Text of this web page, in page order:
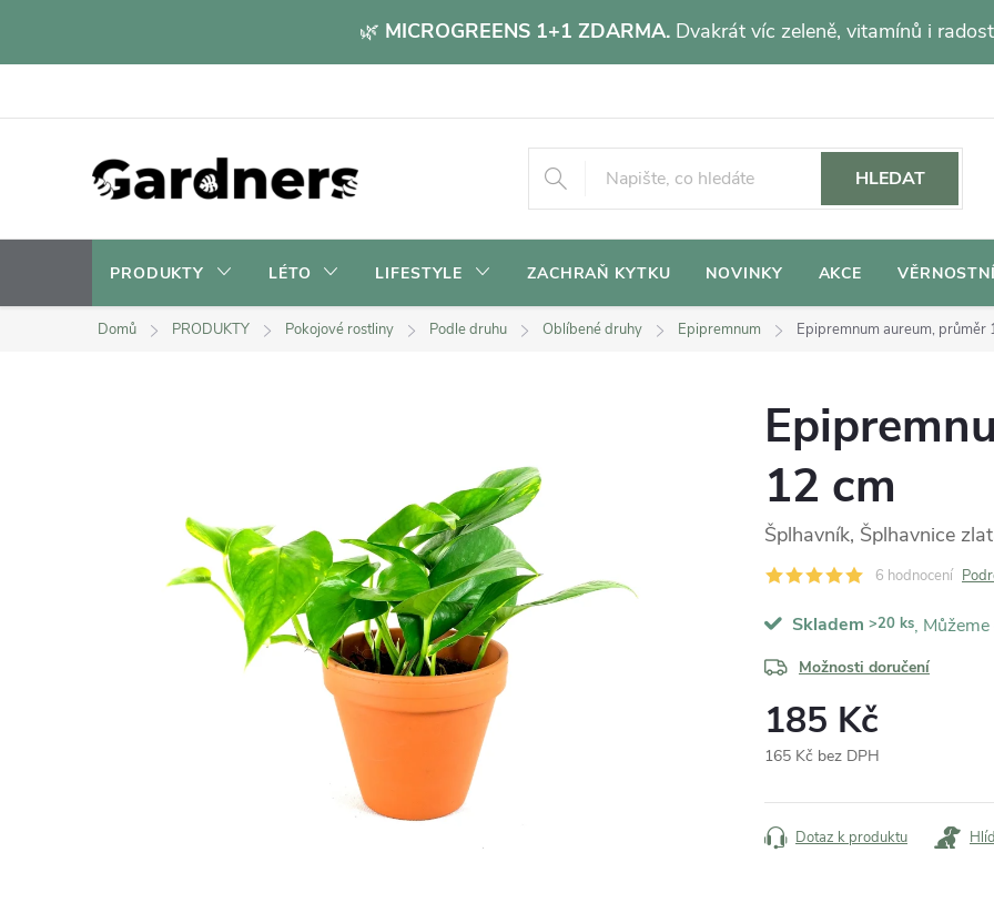
🌿 MICROGREENS 1+1 ZDARMA. Dvakrát víc zeleně, vitamínů i
HLEDAT
PRODUKTY LÉTO LIFESTYLE ZACHRAŇ KYTKU NOVINKY AKCE
Domů PRODUKTY Pokojové rostliny Podle druhu Oblíbené druhy Epipremnum Epipremnum aureum, průměr
12 cm
Šplhavník, Šplhavnice
6 hodnocení
Skladem >20 ks
Možnosti doručení
185 Kč
165 Kč bez DPH
cena:
Dotaz k produktu